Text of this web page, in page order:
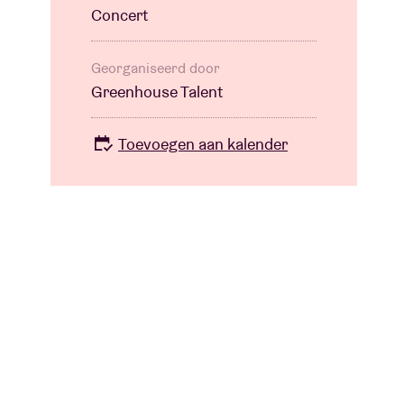
Concert
Georganiseerd door
Greenhouse Talent
Toevoegen aan kalender